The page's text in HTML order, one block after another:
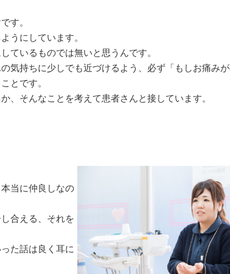
す。
うにしています。
ているものでは無いと思うんです。
気持ちに少しでも近づけるよう、必ず「もしお痛み
とです。
、そんなことを考えて患者さんと接しています。
当に仲良しなの
合える、それを
た話は良く耳に